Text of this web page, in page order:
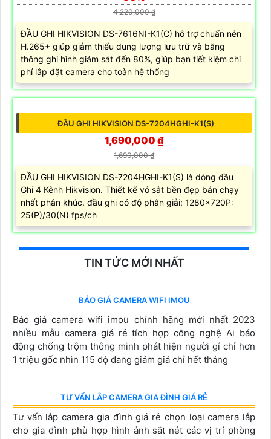
ĐẦU GHI HIKVISION DS-7104NI-Q1/M
1,450,000 ₫
1,850,000 ₫
ĐẦU GHI HIKVISION DS-7104NI-Q1/M là đầu ghi IP 4
kênh chất lượng, hỗ trợ chuẩn nén H.265+. Giúp giảm
thiểu dung lượng lưu trữ và băng thông ghi hình giám sát
đến 80%, giúp bạn...
ĐẦU GHI HIKVISION DS-7108NI-Q1/M
1,580,000 ₫
2,060,000 ₫
dùng siêu chuẩn nén H.265+ , giảm mạnh băng thông và
lưu trữ được cực lâu.